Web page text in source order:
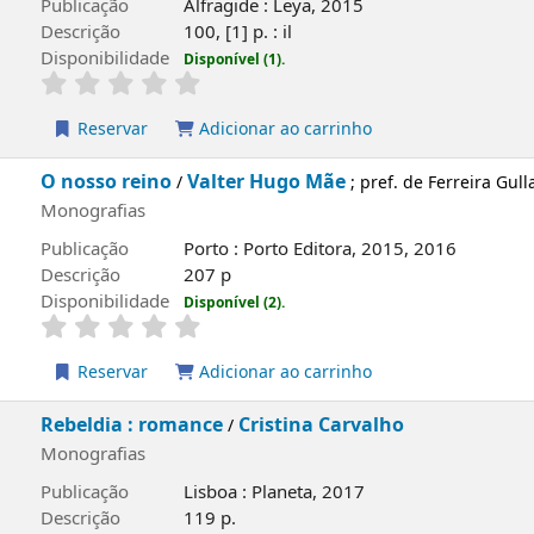
capa local
Disponibilidade
Disponível (3).
Reservar
O gato malhado e a andorinha Sinhá: uma
Monografias
Publicação
Disponibilidade
Disponível (1).
Reservar
O nosso reino / Valter Hugo Mãe